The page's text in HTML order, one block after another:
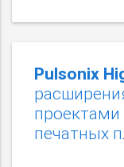
Pulsonix
печатных